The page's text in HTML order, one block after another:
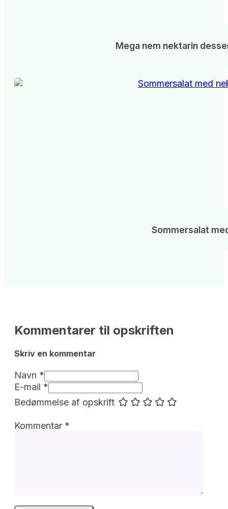
Mega nem nektarin
Sommersalat
Kommentarer til opskriften
Skriv en kommentar
Navn *
E-mail *
Bedømmelse af opskrift
Kommentar *